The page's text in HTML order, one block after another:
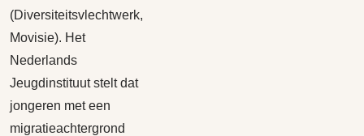
(Diversiteitsvlechtwerk,
Movisie). Het
Nederlands
Jeugdinstituut stelt dat
jongeren met een
migratieachtergrond